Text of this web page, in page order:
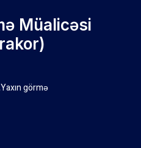
Müalicəsi
Yaxın görmə